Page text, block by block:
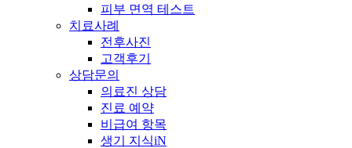
피부 면역 테스트
치료사례
전후사진
고객후기
상담문의
의료진 상담
진료 예약
비급여 항목
생기 지식iN